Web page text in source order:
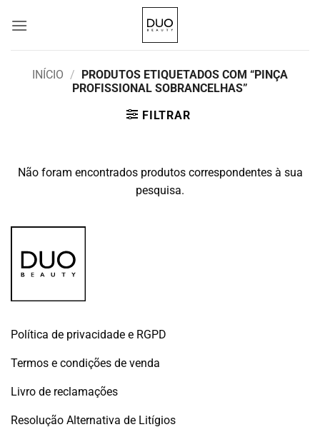
INÍCIO / PRODUTOS ETIQUETADOS COM “PINÇA
PROFISSIONAL SOBRANCELHAS”
FILTRAR
Não foram encontrados produtos correspondentes à sua
pesquisa.
Política de privacidade e RGPD
Termos e condições de venda
Livro de reclamações
Resolução Alternativa de Litígios